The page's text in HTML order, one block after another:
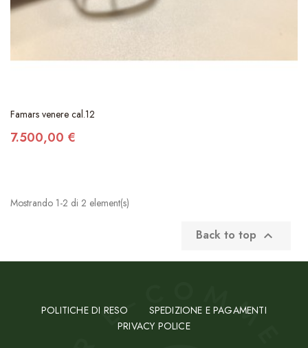
Famars venere cal.12
7.500,00 €
Mostrando 1-2 di 2 element(s)
Back to top 
POLITICHE DI RESO
SPEDIZIONE E PAGAMENTI
PRIVACY POLICE